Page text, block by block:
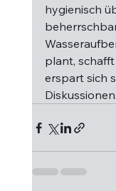
hygienisch
plant,
erspart sich
Diskussionen.